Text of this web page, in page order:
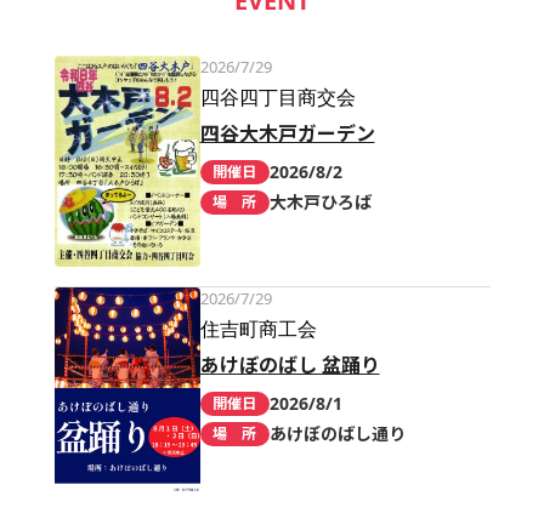
2026/7/29
四谷四丁目商交会
四谷大木戸ガーデン
開催日 2026/8/2
場 所 大木戸ひろば
2026/7/29
住吉町商工会
あけぼのばし 盆踊り
開催日 2026/8/1
場 所 あけぼのばし通り